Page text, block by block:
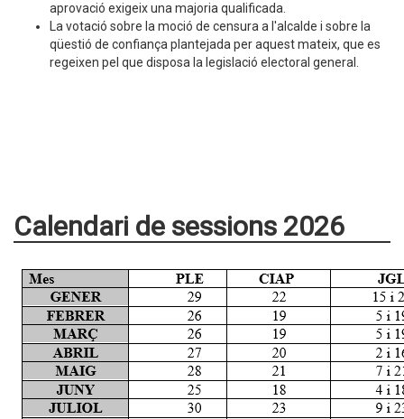
aprovació exigeix una majoria qualificada.
La votació sobre la moció de censura a l'alcalde i sobre la
qüestió de confiança plantejada per aquest mateix, que es
regeixen pel que disposa la legislació electoral general.
Calendari de sessions 2026